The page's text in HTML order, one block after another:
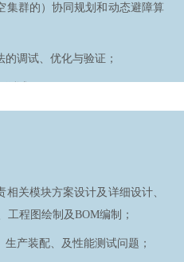
文技术文档；
。
应届生；
系变换、李群李代数、视觉几
理论，熟悉多传感器标定、融
有良好的编码风格，熟练使用
全局和局部路径规划导航、避障
PCL、Eigen、Ceres等；
集群的）协同规划和动态避障算
调试、优化与验证；
械控制、计算机科学或相关领域
验，如Gazebo、Mujoco、gym-
；
握Python和C++编程语言；
关模块方案设计及详细设计、
工程图绘制及BOM编制；
产装配、及性能测试问题；